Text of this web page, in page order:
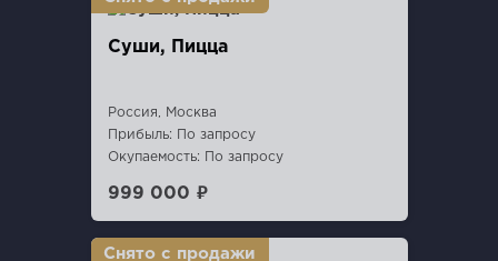
Суши, Пицца
Россия, Москва
Прибыль: По запросу
Окупаемость: По запросу
999 000 ₽